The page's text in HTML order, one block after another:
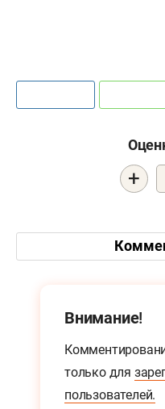
+
Внимание!
только для
пользователей.